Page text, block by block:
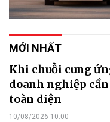
MỚI NHẤT
Khi chuỗi cung
doanh nghiệp
toàn diện
10/08/2026 10:00